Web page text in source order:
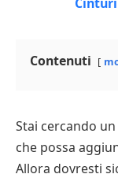
Contenuti
Stai cercando
che possa
Allora dovresti